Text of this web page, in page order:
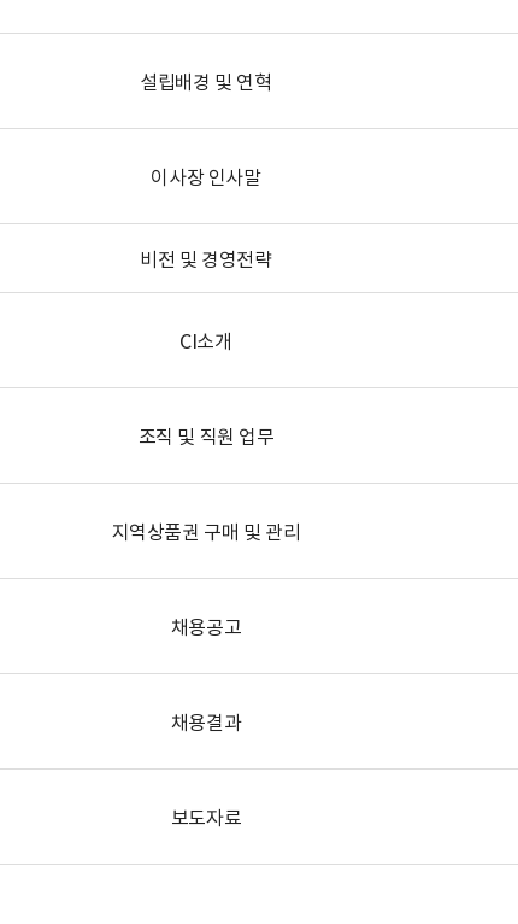
설립배경 및 연혁
이사장 인사말
비전 및 경영전략
CI소개
조직 및 직원 업무
지역상품권 구매 및 관리
채용공고
채용결과
보도자료